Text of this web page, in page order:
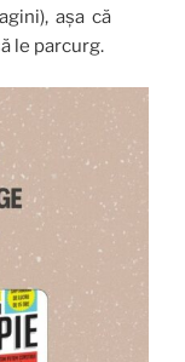
așa că
le parcurg.